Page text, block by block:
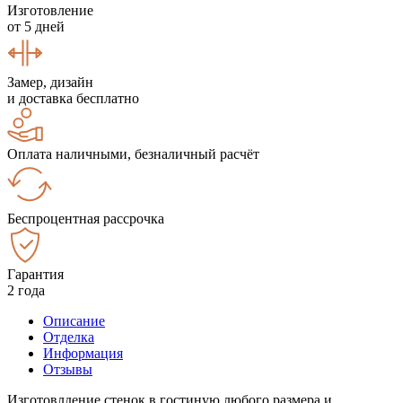
Изготовление
от 5 дней
Замер, дизайн
и доставка бесплатно
Оплата наличными, безналичный расчёт
Беспроцентная рассрочка
Гарантия
2 года
Описание
Отделка
Информация
Отзывы
Изготовлдение стенок в гостиную любого размера и